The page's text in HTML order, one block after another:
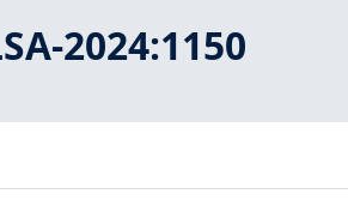
2024:1150